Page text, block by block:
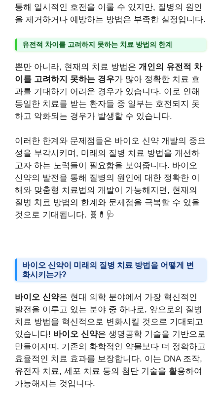
통해 일시적인 호전을 이룰 수 있지만, 질병의 원인
을 제거하거나 예방하는 방법은 부족한 실정입니다.
유전적 차이를 고려하지 못하는 치료 방법의 한계
뿐만 아니라, 현재의 치료 방법은 개인의 유전적 차
이를 고려하지 못하는 경우가 많아 정확한 치료 효
과를 기대하기 어려운 경우가 있습니다. 이로 인해
동일한 치료를 받는 환자들 중 일부는 호전되지 못
하고 악화되는 경우가 발생할 수 있습니다.
이러한 한계와 문제점들은 바이오 신약 개발의 중요
성을 부각시키며, 미래의 질병 치료 방법을 개선하
고자 하는 노력들이 필요함을 보여줍니다. 바이오
신약의 발전을 통해 질병의 원인에 대한 정확한 이
해와 맞춤형 치료법의 개발이 가능해지면, 현재의
질병 치료 방법의 한계와 문제점을 극복할 수 있을
것으로 기대됩니다. 🧬💊🩺
바이오 신약이 미래의 질병 치료 방법을 어떻게 변
화시키는가?
바이오 신약은 현대 의학 분야에서 가장 혁신적인
발전을 이루고 있는 분야 중 하나로, 앞으로의 질병
치료 방법을 혁신적으로 변화시킬 것으로 기대되고
있습니다! 바이오 신약은 생명공학 기술을 기반으로
만들어지며, 기존의 화학적인 약물보다 더 정확하고
효율적인 치료 효과를 보장합니다. 이는 DNA 조작,
유전자 치료, 세포 치료 등의 첨단 기술을 활용하여
가능해지는 것입니다.